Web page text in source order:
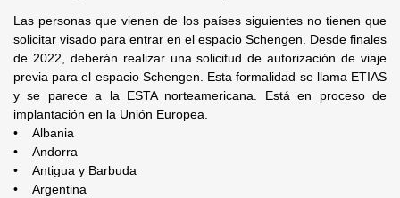
Las personas que vienen de los países siguientes no tienen que
solicitar visado para entrar en el espacio Schengen. Desde finales
de 2022, deberán realizar una solicitud de autorización de viaje
previa para el espacio Schengen. Esta formalidad se llama ETIAS
y se parece a la ESTA norteamericana. Está en proceso de
implantación en la Unión Europea.
• Albania
• Andorra
• Antigua y Barbuda
• Argentina